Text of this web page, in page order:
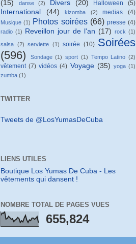
(15)
danse (2) Divers (20) Halloween (5)
International (44) kizomba (2) medias (4)
Musique (1) Photos soirées (66) presse (4)
radio (1) Reveillon jour de l'an (17) rock (1)
salsa (2) serviette (1) soirée (10) Soirées
(596)
Sondage (1) sport (1) Tempo Latino (2)
vêtement (7) vidéos (4) Voyage (35) yoga (1)
zumba (1)
TWITTER
Tweets de @LosYumasDeCuba
LIENS UTILES
Boutique Los Yumas De Cuba - Les
vêtements qui dansent !
NOMBRE TOTAL DE PAGES VUES
655,824